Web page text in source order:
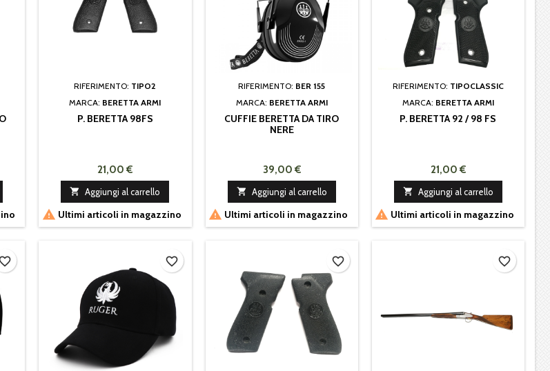
RIFERIMENTO: TIPO2
MARCA: BERETTA ARMI
P. BERETTA 98FS
21,00 €
 Aggiungi al carrello
 Ultimi articoli in magazzino
RIFERIMENTO: BER 155
MARCA: BERETTA ARMI
CUFFIE BERETTA DA TIRO
NERE
39,00 €
 Aggiungi al carrello
 Ultimi articoli in magazzino
RIFERIMENTO: TIPOCLASSIC
MARCA: BERETTA ARMI
P. BERETTA 92 / 98 FS
21,00 €
 Aggiungi al carrello
 Ultimi articoli in magazzino
favorite_border favorite_border favorite_border